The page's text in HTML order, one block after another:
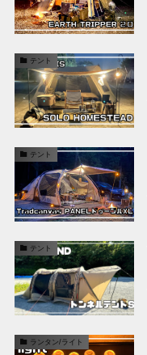
テント
テント
テント
ランタン/ライト